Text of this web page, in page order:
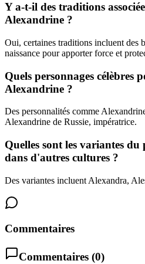
Y a-t-il des traditions
Alexandrine ?
Oui, certaines traditions incluent des
naissance pour apporter force et
Quels personnages célèbres
Alexandrine ?
Des personnalités comme
Alexandrine de Russie, impératrice.
Quelles sont les variantes
dans d'autres cultures ?
Des variantes incluent Alexandra,
Commentaires
Commentaires (0)